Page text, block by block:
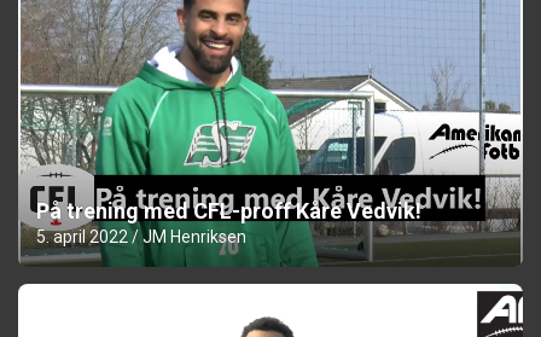
På trening med CFL-proff Kåre Vedvik!
5. april 2022 JM Henriksen